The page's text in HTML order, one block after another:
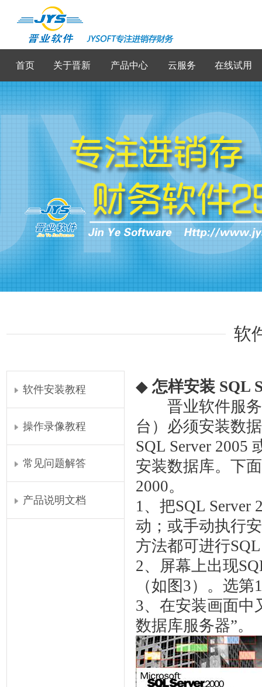
首页 关于晋新 产品中心 云服务 在线试用
软
软件安装教程
操作录像教程
常见问题解答
产品说明文档
◆ 怎样安装 SQL
晋业软件服务
台）必须安装数
SQL Server 2005
安装数据库。下
2000。
1、把SQL
动；或手动执行
方法都可进行
2、屏幕上出现
（如图3）。选
3、在安装画面中
数据库服务器”。